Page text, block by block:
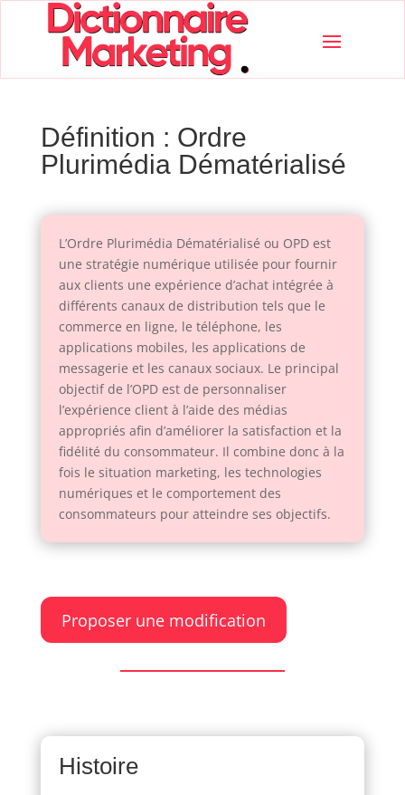
Définition : Ordre
Plurimédia Dématérialisé
L’Ordre Plurimédia Dématérialisé ou OPD est
une stratégie numérique utilisée pour fournir
aux clients une expérience d’achat intégrée à
différents canaux de distribution tels que le
commerce en ligne, le téléphone, les
applications mobiles, les applications de
messagerie et les canaux sociaux. Le principal
objectif de l’OPD est de personnaliser
l’expérience client à l’aide des médias
appropriés afin d’améliorer la satisfaction et la
fidélité du consommateur. Il combine donc à la
fois le situation marketing, les technologies
numériques et le comportement des
consommateurs pour atteindre ses objectifs.
Proposer une modification
Histoire